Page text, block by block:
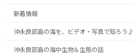
新着情報
沖永良部島の海を、ビデオ・写真で知ろう♪
沖永良部島の海中生物＆生態の話